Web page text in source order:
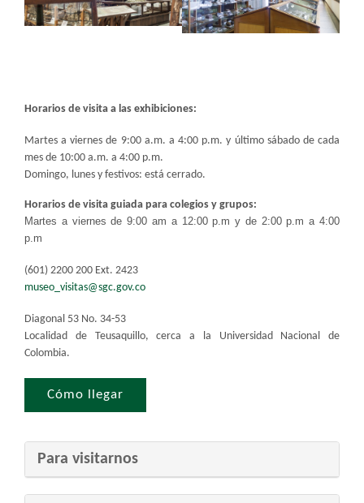
Horarios de visita a las exhibiciones:
Martes a viernes de 9:00 a.m. a 4:00 p.m. y último sábado de cada
mes de 10:00 a.m. a 4:00 p.m.​
Domingo, lunes y festivos: está cerrado.
Horarios de visita guiada para colegios y grupos:
Martes a viernes de 9:00 am a 12:00 p.m y de 2:00 p.m a 4:00
p.m
(601) 2200 200 Ext. 2423
museo_visitas@sgc.gov.co
Diagonal 53 No. 34-53
Localidad de Teusaquillo, cerca a la Universidad Nacional de
Colombia.
Cómo llegar​
Para visi​​tarnos